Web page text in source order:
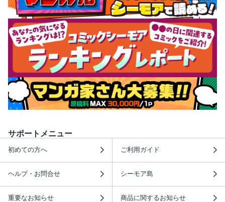
サポートメニュー
初めての方へ ご利用ガイド
ヘルプ・お問合せ シーモア島
重要なお知らせ 商品に関するお知らせ